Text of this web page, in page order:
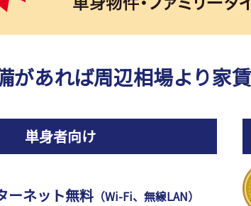
があれば周辺相場より家
単身者向け
ーネット無料 （Wi-Fi、無線LAN）